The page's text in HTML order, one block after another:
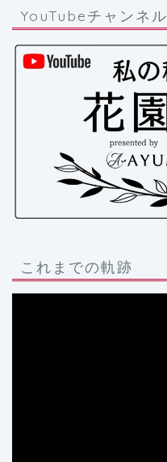
YouTubeチャンネル
これまでの軌跡